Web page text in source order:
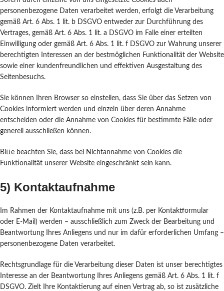
personenbezogene Daten verarbeitet werden, erfolgt die Verarbeitung
gemäß Art. 6 Abs. 1 lit. b DSGVO entweder zur Durchführung des
Vertrages, gemäß Art. 6 Abs. 1 lit. a DSGVO im Falle einer erteilten
Einwilligung oder gemäß Art. 6 Abs. 1 lit. f DSGVO zur Wahrung unserer
berechtigten Interessen an der bestmöglichen Funktionalität der Website
sowie einer kundenfreundlichen und effektiven Ausgestaltung des
Seitenbesuchs.
Sie können Ihren Browser so einstellen, dass Sie über das Setzen von
Cookies informiert werden und einzeln über deren Annahme
entscheiden oder die Annahme von Cookies für bestimmte Fälle oder
generell ausschließen können.
Bitte beachten Sie, dass bei Nichtannahme von Cookies die
Funktionalität unserer Website eingeschränkt sein kann.
5) Kontaktaufnahme
Im Rahmen der Kontaktaufnahme mit uns (z.B. per Kontaktformular
oder E-Mail) werden – ausschließlich zum Zweck der Bearbeitung und
Beantwortung Ihres Anliegens und nur im dafür erforderlichen Umfang –
personenbezogene Daten verarbeitet.
Rechtsgrundlage für die Verarbeitung dieser Daten ist unser berechtigtes
Interesse an der Beantwortung Ihres Anliegens gemäß Art. 6 Abs. 1 lit. f
DSGVO. Zielt Ihre Kontaktierung auf einen Vertrag ab, so ist zusätzliche